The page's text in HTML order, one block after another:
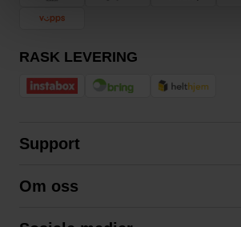
RASK LEVERING
Support
Kjøpsvilkår
Om oss